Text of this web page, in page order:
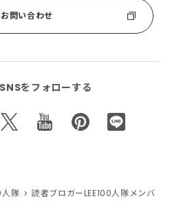
お問い合わせ
をフォローする
人隊
読者ブロガーLEE100人隊メンバ